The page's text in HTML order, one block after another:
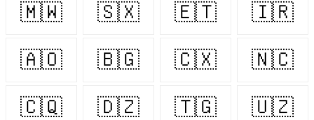
🇲🇼 🇸🇽 🇪🇹 🇮🇷
🇦🇴 🇧🇬 🇨🇽 🇳🇨
🇨🇶 🇩🇿 🇹🇬 🇺🇿